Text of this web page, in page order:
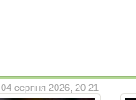
04 серпня 2026, 20:21